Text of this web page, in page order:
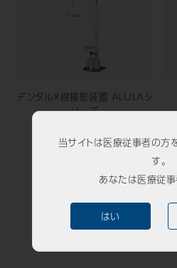
3D外貌スキャナ製品
耳鼻科用X線製品
営業所・ショールーム
保守・サポート
デンタルX線撮影装置 ALULAシ
リーズ
歯科用X線装置
当サイトは医療従事者の方
す。
あなたは医療従事
はい